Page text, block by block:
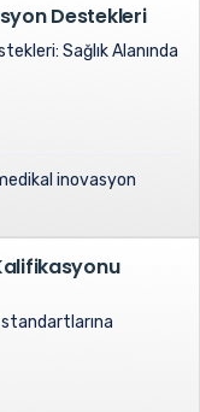
Destekleri
Sağlık Alanında
inovasyon